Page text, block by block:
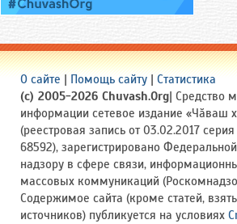
О сайте | Помощь сайту | Статистика
(c) 2005-2026 Chuvash.Org| Средство
информации сетевое издание «Чӑваш
(реестровая запись от 03.02.2017
68592), зарегистрировано
надзору в сфере связи,
массовых коммуникаций
Содержимое сайта (кроме статей,
источников) публикуется на условиях